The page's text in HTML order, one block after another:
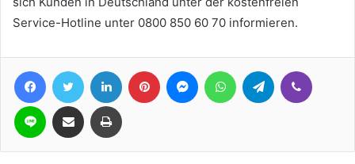
Service-Hotline unter 0800 850 60 70 informieren.
FacebookTwitter LinkedIn Pinterest MessengerWhatsAppTelegram
Line Teile per E-Mail Drucken